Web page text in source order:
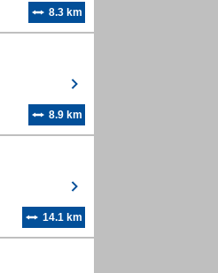
8.3 km
8.9 km
14.1 km